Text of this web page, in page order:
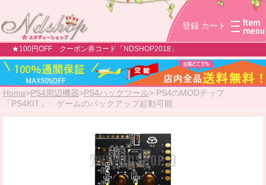
登録 カート
★100円OFF クーポン券コード「NDSHOP2018」
Home>PS4周辺機器>PS4ハックツール> PS4のMODチップ
「PS4KIT」 ゲームのバックアップ起動可能